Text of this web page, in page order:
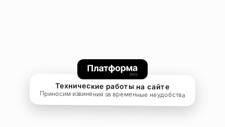
Технические работы на сайте
Приносим извинения за временные неудобства